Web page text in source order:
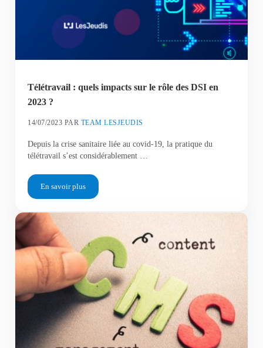
Télétravail : quels impacts sur le rôle des DSI en
2023 ?
14/07/2023 PAR TEAM LESJEUDIS
Depuis la crise sanitaire liée au covid-19, la pratique du
télétravail s’est considérablement …
En savoir plusTélétravail : quels impacts sur le rôle des DSI en 2023 ?